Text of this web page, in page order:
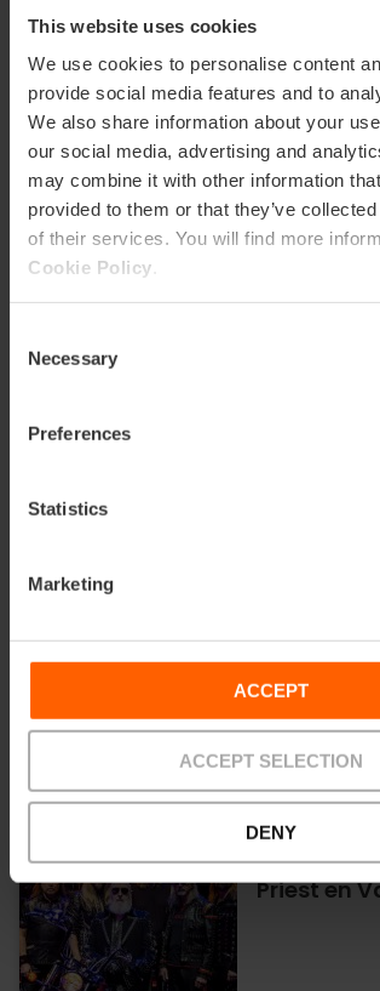
This website uses cookies
We use cookies to personalise content
provide social media features and to
We also share information about your
our social media, advertising and
may combine it with other information
provided to them or that they’ve
of their services. You will find more
Cookie Policy
Selection
Necessary
Preferences
Statistics
Marketing
ACCEPT
ACCEPT SELECTION
DENY
Noches
en
15/08/2026 -
de la Mar
04/08/2026 -
Concierto
Priest en